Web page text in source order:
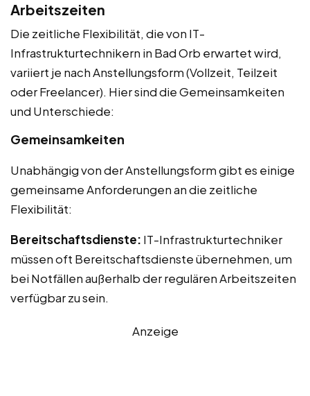
Arbeitszeiten
Die zeitliche Flexibilität, die von IT-
Infrastrukturtechnikern in Bad Orb erwartet wird,
variiert je nach Anstellungsform (Vollzeit, Teilzeit
oder Freelancer). Hier sind die Gemeinsamkeiten
und Unterschiede:
Gemeinsamkeiten
Unabhängig von der Anstellungsform gibt es einige
gemeinsame Anforderungen an die zeitliche
Flexibilität:
Bereitschaftsdienste: IT-Infrastrukturtechniker
müssen oft Bereitschaftsdienste übernehmen, um
bei Notfällen außerhalb der regulären Arbeitszeiten
verfügbar zu sein.
Anzeige